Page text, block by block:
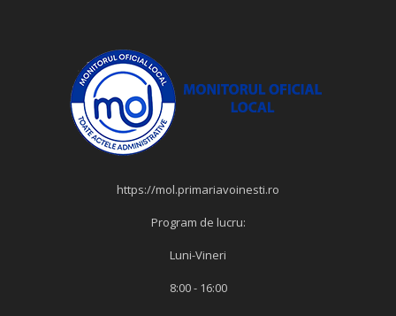
https://mol.primariavoinesti.ro
Program de lucru:
Luni-Vineri
8:00 - 16:00